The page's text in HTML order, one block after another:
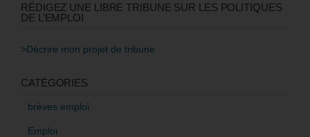
RÉDIGEZ UNE LIBRE TRIBUNE SUR LES POLITIQUES
DE L’EMPLOI
>Décrire mon projet de tribune
CATÉGORIES
brèves emploi
Emploi